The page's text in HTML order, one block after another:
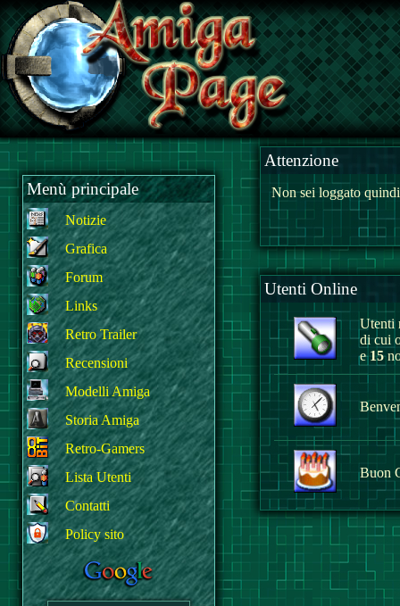
Menù principale
Notizie
Grafica
Forum
Links
Retro Trailer
Recensioni
Modelli Amiga
Storia Amiga
Retro-Gamers
Lista Utenti
Contatti
Policy sito
Attenzione
Non sei loggato
Utenti Online
Utenti
di cui
e15
Buon